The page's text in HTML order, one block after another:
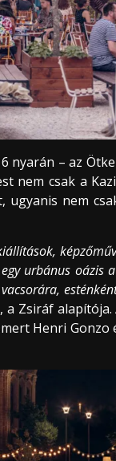
nyarán – az
nem csak a
nem
urbánus oázis
a Zsiráf
Henri Gonzo